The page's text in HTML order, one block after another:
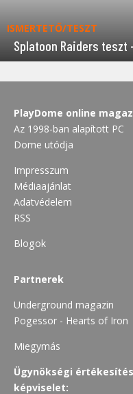
ISMERTETŐ/TESZT
Splatoon Raiders teszt
PlayDome online
Az 1998-ban alapított PC
Dome utódja
Impresszum
Médiaajánlat
Adatvédelem
RSS
Blogok
Partnerek
Underground magazin
Pogessor - Hearts of Iron
Miegymás
Ügynökségi
képviselet: